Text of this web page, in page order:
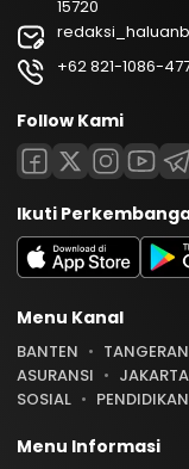
15720
+62 821-1086-
Follow Kami
Ikuti
Menu Kanal
BANTEN
ASURANSI
JAKARTA
SOSIAL
PENDIDIKAN
Menu Informasi